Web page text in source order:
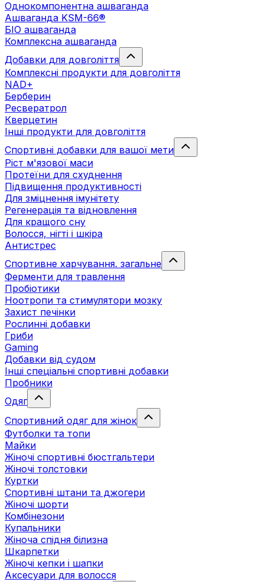
Однокомпонентна ашваганда
Ашваганда KSM-66®
БІО ашваганда
Комплексна ашваганда
Добавки для довголіття
Комплексні продукти для довголіття
NAD+
Берберин
Ресвератрол
Кверцетин
Інші продукти для довголіття
Спортивні добавки для вашої мети
Ріст м'язової маси
Протеїни для схуднення
Підвищення продуктивності
Для зміцнення імунітету
Регенерація та відновлення
Для кращого сну
Волосся, нігті і шкіра
Антистрес
Спортивне харчування. загальне
Ферменти для травлення
Пробіотики
Ноотропи та стимулятори мозку
Захист печінки
Рослинні добавки
Гриби
Gaming
Добавки від судом
Інші спеціальні спортивні добавки
Пробники
Одяг
Спортивний одяг для жінок
Футболки та топи
Майки
Жіночі спортивні бюстгальтери
Жіночі толстовки
Куртки
Спортивні штани та джогери
Жіночі шорти
Комбінезони
Купальники
Жіноча спідня білизна
Шкарпетки
Жіночі кепки і шапки
Аксесуари для волосся